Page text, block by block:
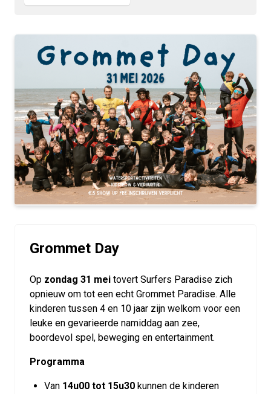
Grommet Day
Op zondag 31 mei tovert Surfers Paradise zich
opnieuw om tot een echt Grommet Paradise. Alle
kinderen tussen 4 en 10 jaar zijn welkom voor een
leuke en gevarieerde namiddag aan zee,
boordevol spel, beweging en entertainment.
Programma
Van 14u00 tot 15u30 kunnen de kinderen